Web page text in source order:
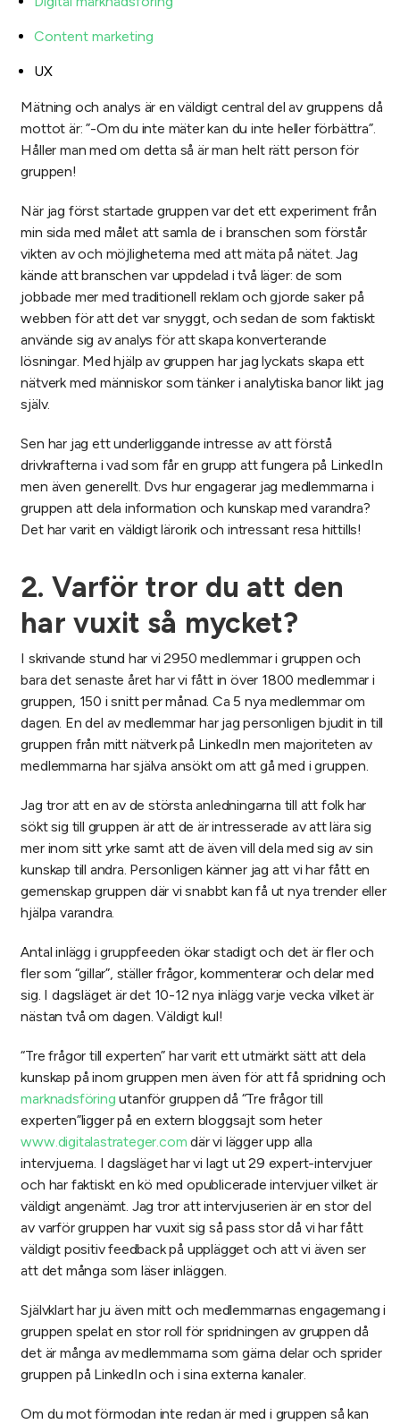
Content marketing
UX
Mätning och analys är en väldigt central del av gruppens då
mottot är: ”-Om du inte mäter kan du inte heller förbättra”.
Håller man med om detta så är man helt rätt person för
gruppen!
När jag först startade gruppen var det ett experiment från
min sida med målet att samla de i branschen som förstår
vikten av och möjligheterna med att mäta på nätet. Jag
kände att branschen var uppdelad i två läger: de som
jobbade mer med traditionell reklam och gjorde saker på
webben för att det var snyggt, och sedan de som faktiskt
använde sig av analys för att skapa konverterande
lösningar. Med hjälp av gruppen har jag lyckats skapa ett
nätverk med människor som tänker i analytiska banor likt jag
själv.
Sen har jag ett underliggande intresse av att förstå
drivkrafterna i vad som får en grupp att fungera på LinkedIn
men även generellt. Dvs hur engagerar jag medlemmarna i
gruppen att dela information och kunskap med varandra?
Det har varit en väldigt lärorik och intressant resa hittills!
2. Varför tror du att den
har vuxit så mycket?
I skrivande stund har vi 2950 medlemmar i gruppen och
bara det senaste året har vi fått in över 1800 medlemmar i
gruppen, 150 i snitt per månad. Ca 5 nya medlemmar om
dagen. En del av medlemmar har jag personligen bjudit in till
gruppen från mitt nätverk på LinkedIn men majoriteten av
medlemmarna har själva ansökt om att gå med i gruppen.
Jag tror att en av de största anledningarna till att folk har
sökt sig till gruppen är att de är intresserade av att lära sig
mer inom sitt yrke samt att de även vill dela med sig av sin
kunskap till andra. Personligen känner jag att vi har fått en
gemenskap gruppen där vi snabbt kan få ut nya trender eller
hjälpa varandra.
Antal inlägg i gruppfeeden ökar stadigt och det är fler och
fler som “gillar”, ställer frågor, kommenterar och delar med
sig. I dagsläget är det 10-12 nya inlägg varje vecka vilket är
nästan två om dagen. Väldigt kul!
“Tre frågor till experten” har varit ett utmärkt sätt att dela
kunskap på inom gruppen men även för att få spridning och
marknadsföring utanför gruppen då “Tre frågor till
experten”ligger på en extern bloggsajt som heter
www.digitalastrateger.com där vi lägger upp alla
intervjuerna. I dagsläget har vi lagt ut 29 expert-intervjuer
och har faktiskt en kö med opublicerade intervjuer vilket är
väldigt angenämt. Jag tror att intervjuserien är en stor del
av varför gruppen har vuxit sig så pass stor då vi har fått
väldigt positiv feedback på upplägget och att vi även ser
att det många som läser inläggen.
Självklart har ju även mitt och medlemmarnas engagemang i
gruppen spelat en stor roll för spridningen av gruppen då
det är många av medlemmarna som gärna delar och sprider
gruppen på LinkedIn och i sina externa kanaler.
Om du mot förmodan inte redan är med i gruppen så kan